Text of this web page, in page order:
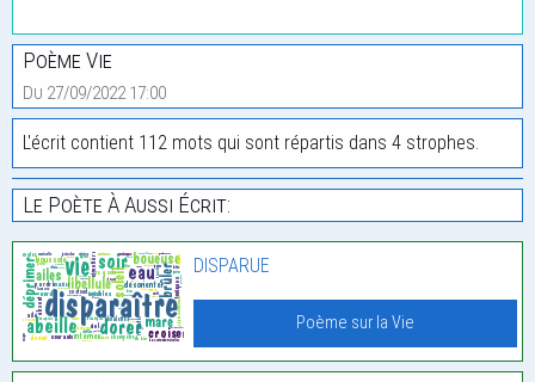
Poème Vie
Du 27/09/2022 17:00
L'écrit contient 112 mots qui sont répartis dans 4 strophes.
Le Poète À Aussi Écrit:
DISPARUE
Poème sur la Vie